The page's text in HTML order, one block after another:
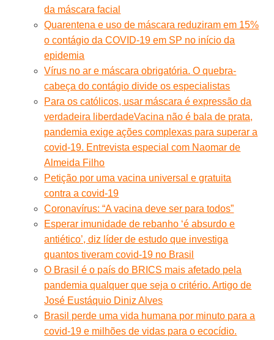
da máscara facial
Quarentena e uso de máscara reduziram em 15%
o contágio da COVID-19 em SP no início da
epidemia
Vírus no ar e máscara obrigatória. O quebra-
cabeça do contágio divide os especialistas
Para os católicos, usar máscara é expressão da
verdadeira liberdadeVacina não é bala de prata,
pandemia exige ações complexas para superar a
covid-19. Entrevista especial com Naomar de
Almeida Filho
Petição por uma vacina universal e gratuita
contra a covid-19
Coronavírus: “A vacina deve ser para todos”
Esperar imunidade de rebanho ‘é absurdo e
antiético’, diz líder de estudo que investiga
quantos tiveram covid-19 no Brasil
O Brasil é o país do BRICS mais afetado pela
pandemia qualquer que seja o critério. Artigo de
José Eustáquio Diniz Alves
Brasil perde uma vida humana por minuto para a
covid-19 e milhões de vidas para o ecocídio.